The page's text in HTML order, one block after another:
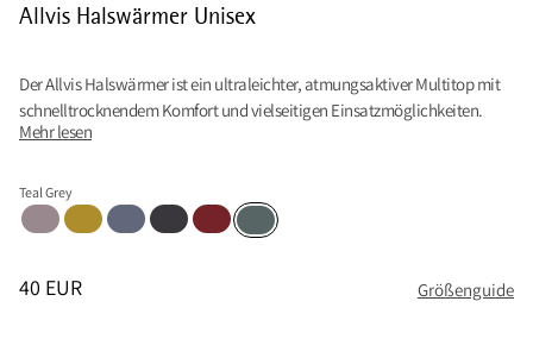
Allvis Halswärmer Unisex
Der Allvis Halswärmer ist ein ultraleichter, atmungsaktiver Multitop mit
schnelltrocknendem Komfort und vielseitigen Einsatzmöglichkeiten.
Mehr lesen
Teal Grey
Purple Dove
Light Gold
Fog BlueRavenRuby RedTeal Grey
PREIS:40 EUR, REDUZIERT VON 40 EUR
40 EUR Größenguide